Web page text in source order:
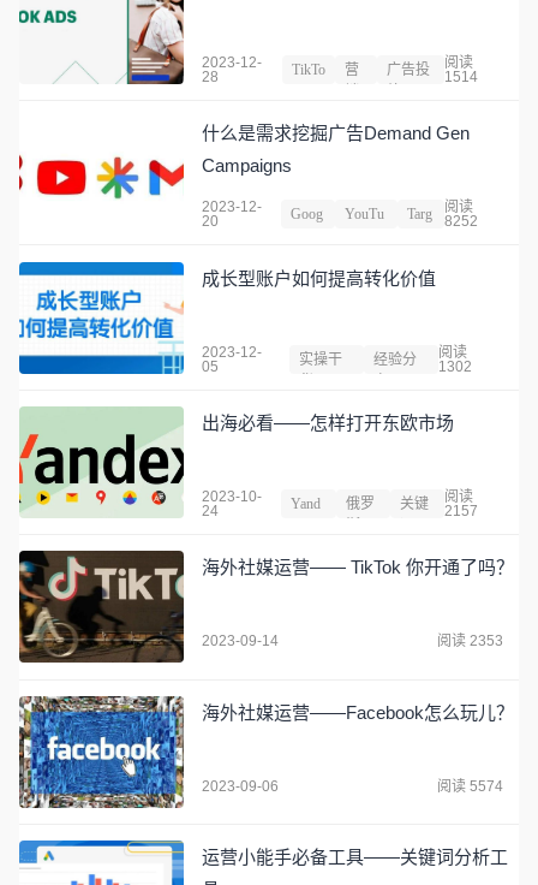
2023-12-
28
TikTo
营
广告投
阅读
1514
什么是需求挖掘广告Demand Gen
Campaigns
2023-12-
20
Goog
YouTu
Targ
阅读
8252
成长型账户如何提高转化价值
2023-12-
05
实操干
经验分
阅读
1302
出海必看——怎样打开东欧市场
2023-10-
24
Yand
俄罗
关键
阅读
2157
海外社媒运营—— TikTok 你开通了吗？
2023-09-14 阅读 2353
海外社媒运营——Facebook怎么玩儿？
2023-09-06 阅读 5574
运营小能手必备工具——关键词分析工